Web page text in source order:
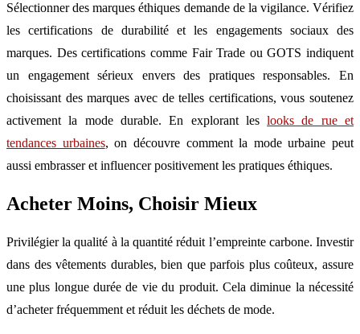
Sélectionner des marques éthiques demande de la vigilance. Vérifiez
les certifications de durabilité et les engagements sociaux des
marques. Des certifications comme Fair Trade ou GOTS indiquent
un engagement sérieux envers des pratiques responsables. En
choisissant des marques avec de telles certifications, vous soutenez
activement la mode durable. En explorant leslooks de rue et
tendances urbaines, on découvre comment la mode urbaine peut
aussi embrasser et influencer positivement les pratiques éthiques.
Acheter Moins, Choisir Mieux
Privilégier la qualité à la quantité réduit l’empreinte carbone. Investir
dans des vêtements durables, bien que parfois plus coûteux, assure
une plus longue durée de vie du produit. Cela diminue la nécessité
d’acheter fréquemment et réduit les déchets de mode.